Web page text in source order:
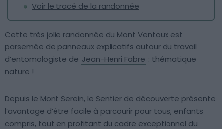
Voir le tracé de la randonnée
Cette très jolie randonnée du Mont Ventoux est
parsemée de panneaux explicatifs autour du travail
d’entomologiste de Jean-Henri Fabre : thématique
nature !
Depuis le Mont Serein, le Sentier de découverte présente
l’avantage d’être facile à parcourir pour tous, enfants
compris, tout en profitant du cadre exceptionnel du